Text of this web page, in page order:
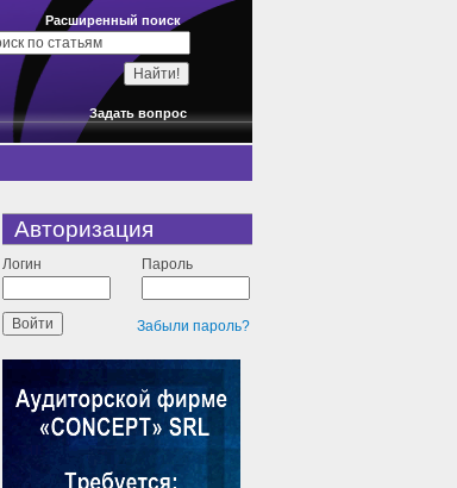
Расширенный поиск
Задать вопрос
Авторизация
Логин Пароль
Забыли пароль?